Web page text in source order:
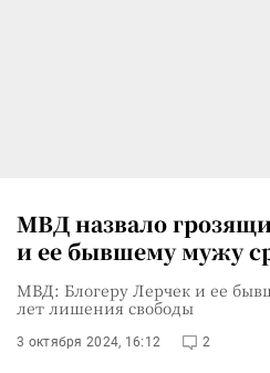
МВД назвало
и ее бывшему мужу
МВД: Блогеру Лерчек и ее
лет лишения свободы
3 октября 2024, 16:12 2